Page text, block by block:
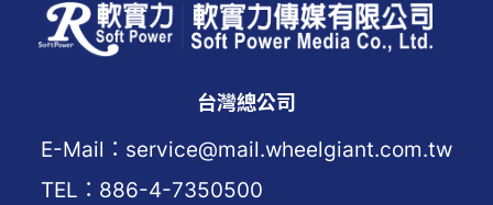
台灣總公司
E-Mail：service@mail.wheelgiant.com.tw
TEL：886-4-7350500